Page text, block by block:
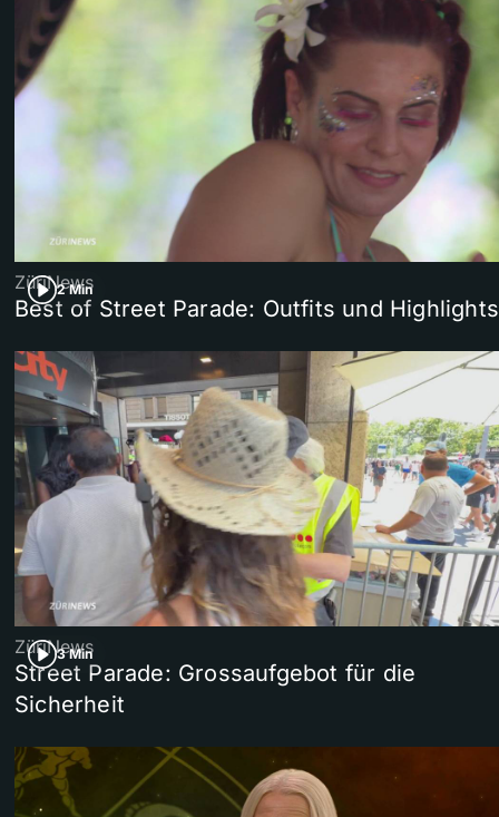
2 Min
ZüriNews
Best of Street Parade: Outfits und Highlights
3 Min
ZüriNews
Street Parade: Grossaufgebot für die
Sicherheit